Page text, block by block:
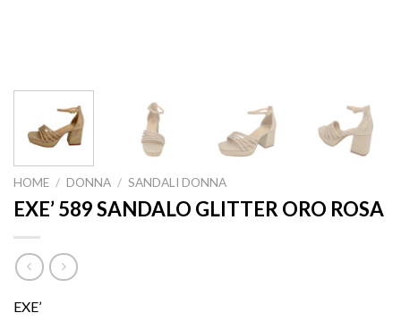
HOME / DONNA / SANDALI DONNA
EXE’ 589 SANDALO GLITTER ORO ROSA
EXE’